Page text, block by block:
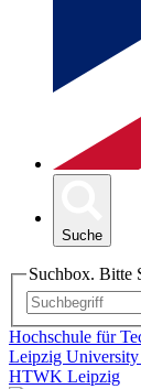
Suche
Suchbox. Bitte
Hochschule für
Leipzig
HTWK Leipzig